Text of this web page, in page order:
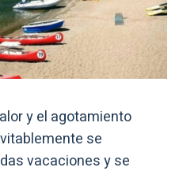
y el agotamiento
se
vacaciones y se